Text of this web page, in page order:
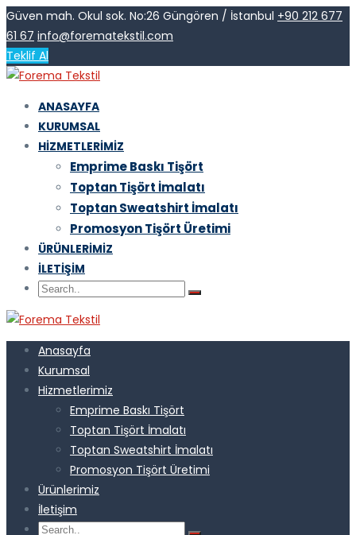
Güven mah. Okul sok. No:26 Güngören / İstanbul +90 212 677
61 67 info@forematekstil.com
Teklif Al
ANASAYFA
KURUMSAL
HIZMETLERIMIZ
Emprime Baskı Tişört
Toptan Tişört İmalatı
Toptan Sweatshirt İmalatı
Promosyon Tişört Üretimi
ÜRÜNLERIMIZ
İLETIŞIM
Anasayfa
Kurumsal
Hizmetlerimiz
Emprime Baskı Tişört
Toptan Tişört İmalatı
Toptan Sweatshirt İmalatı
Promosyon Tişört Üretimi
Ürünlerimiz
İletişim